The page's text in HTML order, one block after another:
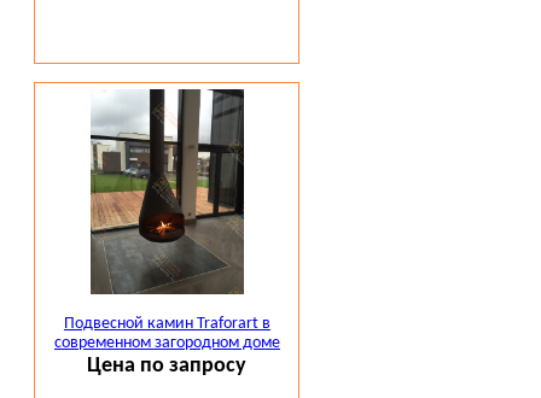
Подвесной камин Traforart в
современном загородном доме
Цена по запросу